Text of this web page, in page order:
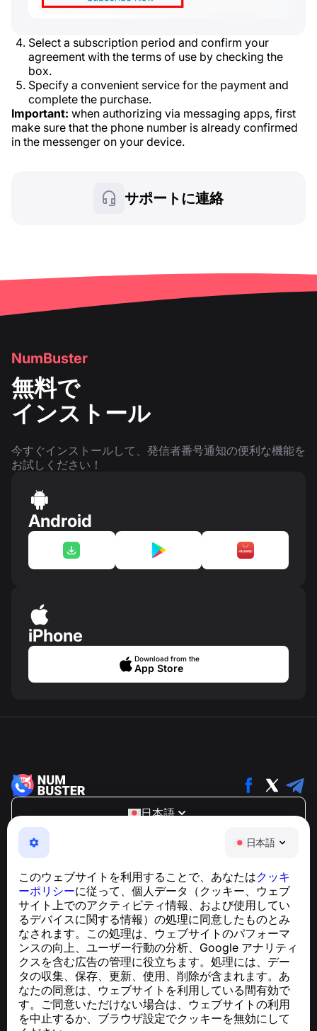
日本語
このウェブサイトを利用することで、あなたはクッキ
ーポリシーに従って、個人データ（クッキー、ウェブ
サイト上でのアクティビティ情報、および使用してい
るデバイスに関する情報）の処理に同意したものとみ
なされます。この処理は、ウェブサイトのパフォーマ
ンスの向上、ユーザー行動の分析、Google アナリティ
クスを含む広告の管理に役立ちます。処理には、デー
タの収集、保存、更新、使用、削除が含まれます。あ
なたの同意は、ウェブサイトを利用している間有効で
す。ご同意いただけない場合は、ウェブサイトの利用
を中止するか、ブラウザ設定でクッキーを無効にして
Select a subscription period and confirm your
agreement with the terms of use by checking the
box.
Specify a convenient service for the payment and
complete the purchase.
Important: when authorizing via messaging apps, first
make sure that the phone number is already confirmed
in the messenger on your device.
サポートに連絡
NumBuster
無料で
インストール
今すぐインストールして、発信者番号通知の便利な機能を
お試しください！
Android
iPhone
Download from the
App Store
日本語
NumBuster © 2013—2026 ·
support@numbuster.com
電話詐欺、スパム、不審なメッセージからあなたを守る、
GDPR準拠に関するお問い合わせ：
support@numbuster.com
ヘルプセンター
ニュースと記事
プロジェクトについて
連絡先